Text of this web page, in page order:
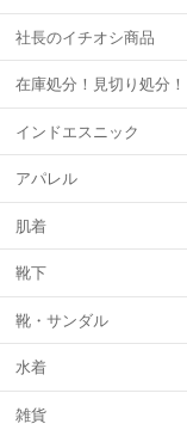
社長のイチオシ商品
在庫処分！見切り処分！
インドエスニック
アパレル
肌着
靴下
靴・サンダル
水着
雑貨